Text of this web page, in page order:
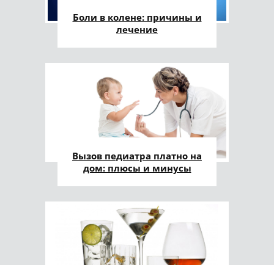
Боли в колене: причины и
лечение
Вызов педиатра платно на
дом: плюсы и минусы